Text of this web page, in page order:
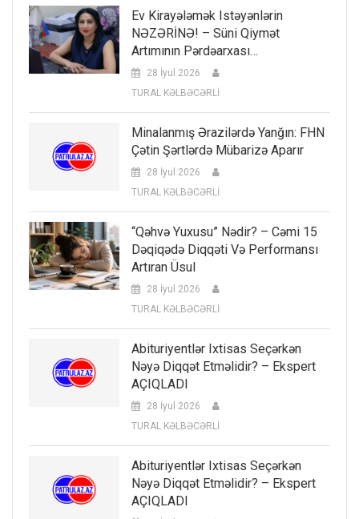
Ev Kirayələmək Istəyənlərin
NƏZƏRİNƏ! – Süni Qiymət
Artımının Pərdəarxası…
28 İyul 2026
TURAL KƏLBƏCƏRLİ
Minalanmış Ərazilərdə Yanğın: FHN
Çətin Şərtlərdə Mübarizə Aparır
28 İyul 2026
TURAL KƏLBƏCƏRLİ
“Qəhvə Yuxusu” Nədir? – Cəmi 15
Dəqiqədə Diqqəti Və Performansı
Artıran Üsul
28 İyul 2026
TURAL KƏLBƏCƏRLİ
Abituriyentlər Ixtisas Seçərkən
Nəyə Diqqət Etməlidir? – Ekspert
AÇIQLADI
28 İyul 2026
TURAL KƏLBƏCƏRLİ
Abituriyentlər Ixtisas Seçərkən
Nəyə Diqqət Etməlidir? – Ekspert
AÇIQLADI